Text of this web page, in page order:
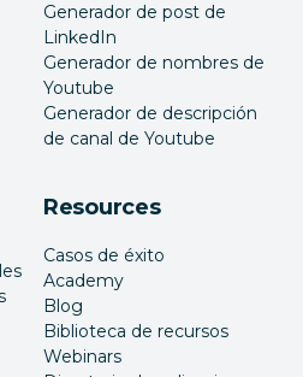
Generador de post de
LinkedIn
Generador de nombres de
Youtube
Generador de descripción
de canal de Youtube
Resources
Casos de éxito
Academy
Blog
Biblioteca de recursos
Webinars